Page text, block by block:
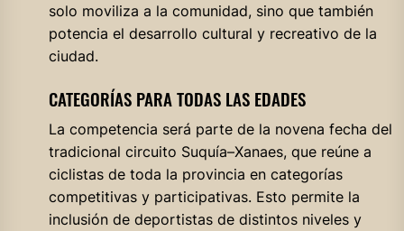
solo moviliza a la comunidad, sino que también
potencia el desarrollo cultural y recreativo de la
ciudad.
CATEGORÍAS PARA TODAS LAS EDADES
La competencia será parte de la novena fecha del
tradicional circuito Suquía–Xanaes, que reúne a
ciclistas de toda la provincia en categorías
competitivas y participativas. Esto permite la
inclusión de deportistas de distintos niveles y